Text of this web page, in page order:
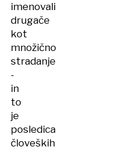
imenovali
drugače
kot
množično
stradanje
-
in
to
je
posledica
človeških